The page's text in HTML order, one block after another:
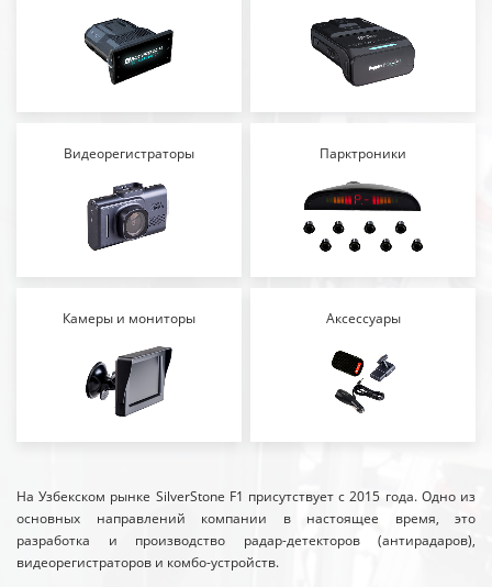
Видеорегистраторы Парктроники
Камеры и мониторы Аксессуары
На Узбекском рынке SilverStone F1 присутствует с 2015 года. Одно из
основных направлений компании в настоящее время, это
разработка и производство радар-детекторов (антирадаров),
видеорегистраторов и комбо-устройств.